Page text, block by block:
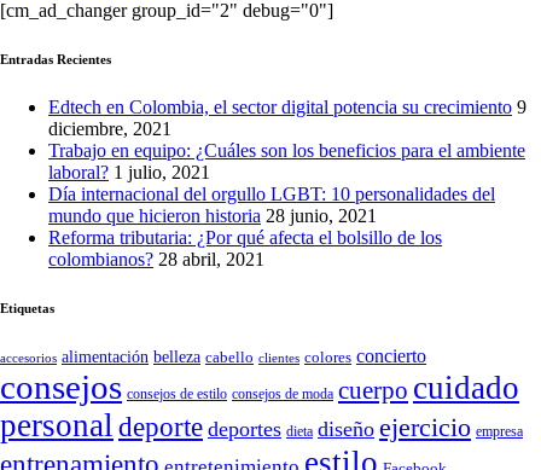
[cm_ad_changer group_id="2" debug="0"]
Entradas Recientes
Edtech en Colombia, el sector digital potencia su crecimiento 9
diciembre, 2021
Trabajo en equipo: ¿Cuáles son los beneficios para el ambiente
laboral? 1 julio, 2021
Día internacional del orgullo LGBT: 10 personalidades del
mundo que hicieron historia 28 junio, 2021
Reforma tributaria: ¿Por qué afecta el bolsillo de los
colombianos? 28 abril, 2021
Etiquetas
accesorios alimentación belleza cabello clientes colores concierto
consejos consejos de estilo consejos de moda cuerpo cuidado
personal deporte deportes dieta diseño ejercicio empresa
entrenamiento estilo